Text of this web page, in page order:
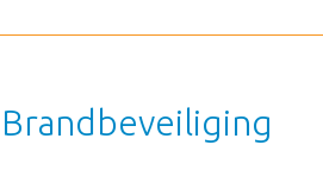
Brandbeveiliging